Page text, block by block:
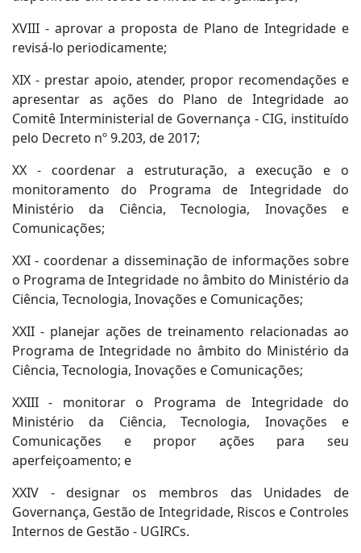
XVIII - aprovar a proposta de Plano de Integridade e
revisá-lo periodicamente;
XIX - prestar apoio, atender, propor recomendações e
apresentar as ações do Plano de Integridade ao
Comitê Interministerial de Governança - CIG, instituído
pelo Decreto nº 9.203, de 2017;
XX - coordenar a estruturação, a execução e o
monitoramento do Programa de Integridade do
Ministério da Ciência, Tecnologia, Inovações e
Comunicações;
XXI - coordenar a disseminação de informações sobre
o Programa de Integridade no âmbito do Ministério da
Ciência, Tecnologia, Inovações e Comunicações;
XXII - planejar ações de treinamento relacionadas ao
Programa de Integridade no âmbito do Ministério da
Ciência, Tecnologia, Inovações e Comunicações;
XXIII - monitorar o Programa de Integridade do
Ministério da Ciência, Tecnologia, Inovações e
Comunicações e propor ações para seu
aperfeiçoamento; e
XXIV - designar os membros das Unidades de
Governança, Gestão de Integridade, Riscos e Controles
Internos de Gestão - UGIRCs.